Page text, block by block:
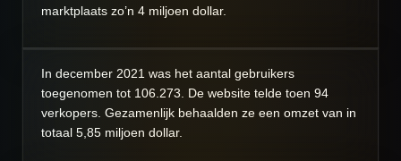
marktplaats zo’n 4 miljoen dollar.
In december 2021 was het aantal gebruikers
toegenomen tot 106.273. De website telde toen 94
verkopers. Gezamenlijk behaalden ze een omzet van in
totaal 5,85 miljoen dollar.